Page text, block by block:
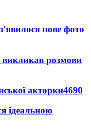
нове фото
розмови
акторки4690
ідеальною